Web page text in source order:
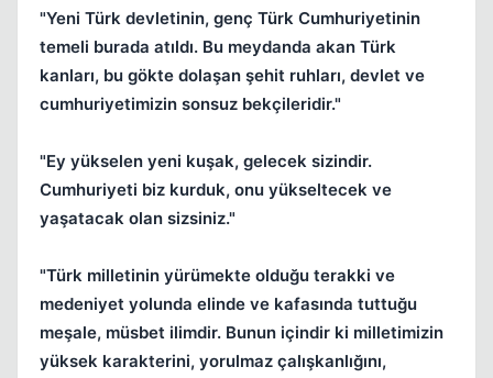
"Yeni Türk devletinin, genç Türk Cumhuriyetinin
temeli burada atıldı. Bu meydanda akan Türk
kanları, bu gökte dolaşan şehit ruhları, devlet ve
cumhuriyetimizin sonsuz bekçileridir."
"Ey yükselen yeni kuşak, gelecek sizindir.
Cumhuriyeti biz kurduk, onu yükseltecek ve
yaşatacak olan sizsiniz."
"Türk milletinin yürümekte olduğu terakki ve
medeniyet yolunda elinde ve kafasında tuttuğu
meşale, müsbet ilimdir. Bunun içindir ki milletimizin
yüksek karakterini, yorulmaz çalışkanlığını,